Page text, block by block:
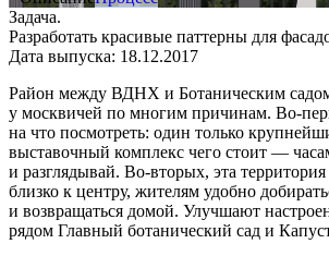
Задача.
Разработать красивые паттерны для
Дата выпуска: 18.12.2017
Район между ВДНХ и Ботаническим
у москвичей по многим причинам. Во-
на что посмотреть: один только
выставочный комплекс чего стоит —
и разглядывай. Во-вторых, эта территория
близко к центру, жителям удобно
и возвращаться домой. Улучшают
рядом Главный ботанический сад и